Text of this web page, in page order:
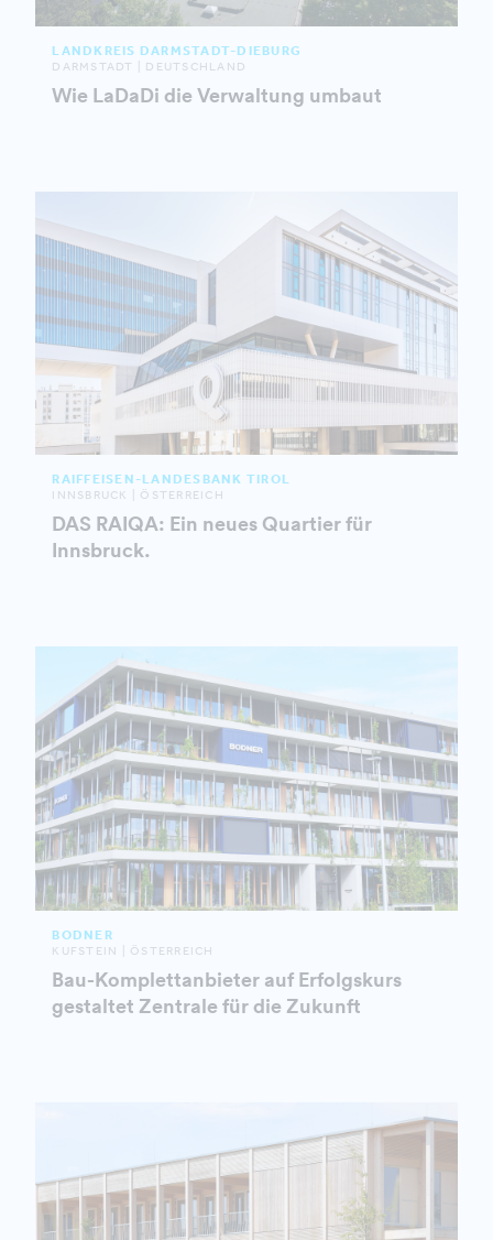
LANDKREIS DARMSTADT-DIEBURG
DARMSTADT | DEUTSCHLAND
Wie LaDaDi die Verwaltung umbaut
RAIFFEISEN-LANDESBANK TIROL
INNSBRUCK | ÖSTERREICH
DAS RAIQA: Ein neues Quartier für
Innsbruck.
BODNER
KUFSTEIN | ÖSTERREICH
Bau-Komplettanbieter auf Erfolgskurs
gestaltet Zentrale für die Zukunft